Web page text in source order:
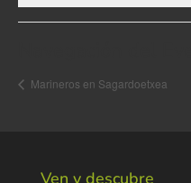
Marineros en Sagardoetxea
Ven y descubre